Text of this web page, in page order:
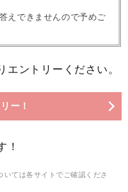
えできませんので予めご
ントリーください。
ー！
！
ては各サイトでご確認くださ